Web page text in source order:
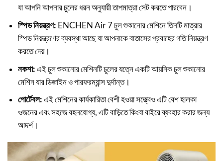
যা আপনি আপনার চুলের ধরন অনুযায়ী তাপমাত্রা সেট করতে পারবেন।
স্পিড নিয়ন্ত্রণ: ENCHEN Air 7 চুল শুকানোর মেশিনে তিনটি মাত্রার
স্পিড নিয়ন্ত্রণের ব্যবস্থা আছে যা আপনাকে বাতাসের প্রবাহের গতি নিয়ন্ত্রণ
করতে দেয়।
নকশা:এই চুল শুকানোর মেশিনটি চুলের যত্নে একটি আয়নিক চুল শুকানোর
মেশিন যার ডিজাইন ও পারফরম্যান্স দুর্দান্ত।
পোর্টেবল:এই মেশিনের কার্যকারিতা বেশী হওয়া সত্ত্বেও এটি বেশ হালকা
ওজনের এবং সহজে বহনযোগ্য, এটি বাড়িতে কিংবা বাইরে ব্যবহার করার জন্য
আদর্শ।